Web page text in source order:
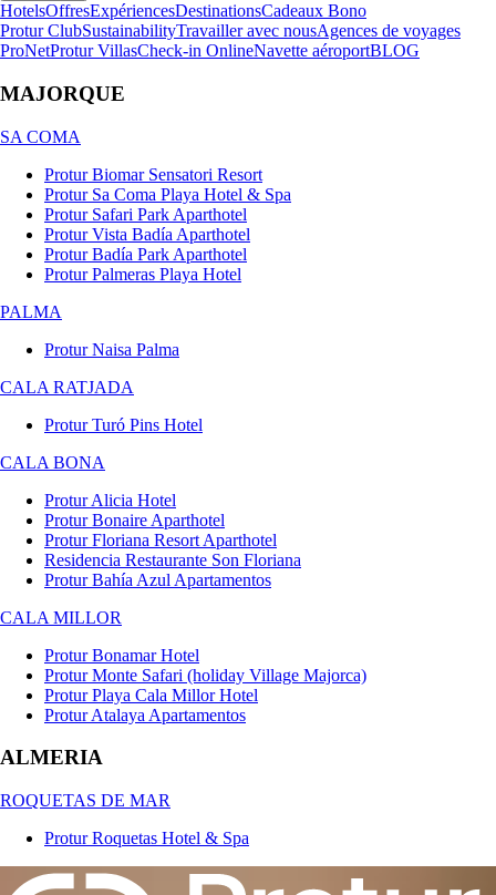
HotelsOffresExpériencesDestinationsCadeaux Bono
Protur ClubSustainabilityTravailler avec nousAgences de voyages
ProNetProtur VillasCheck-in OnlineNavette aéroportBLOG
MAJORQUE
SA COMA
Protur Biomar Sensatori Resort
Protur Sa Coma Playa Hotel & Spa
Protur Safari Park Aparthotel
Protur Vista Badía Aparthotel
Protur Badía Park Aparthotel
Protur Palmeras Playa Hotel
PALMA
Protur Naisa Palma
CALA RATJADA
Protur Turó Pins Hotel
CALA BONA
Protur Alicia Hotel
Protur Bonaire Aparthotel
Protur Floriana Resort Aparthotel
Residencia Restaurante Son Floriana
Protur Bahía Azul Apartamentos
CALA MILLOR
Protur Bonamar Hotel
Protur Monte Safari (holiday Village Majorca)
Protur Playa Cala Millor Hotel
Protur Atalaya Apartamentos
ALMERIA
ROQUETAS DE MAR
Protur Roquetas Hotel & Spa